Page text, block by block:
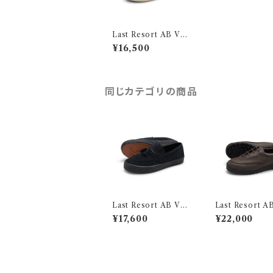
Last Resort AB VM
001 Suede LO Black
/ White
¥16,500
同じカテゴリの商品
Last Resort AB VM
005 Suede Black / B
lack
¥17,600
Last Resort
001 JAVA
BLACK
¥22,000